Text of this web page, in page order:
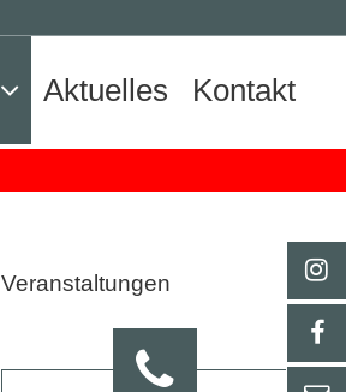
Aktuelles Kontakt
Veranstaltungen